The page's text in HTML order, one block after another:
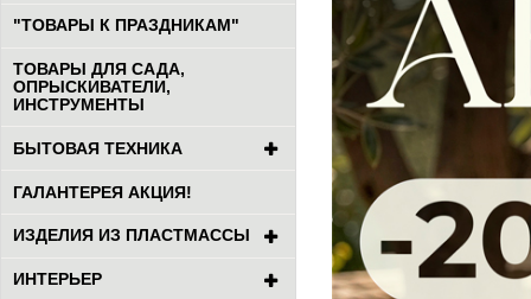
"ТОВАРЫ К ПРАЗДНИКАМ"
ТОВАРЫ ДЛЯ САДА,
ОПРЫСКИВАТЕЛИ,
ИНСТРУМЕНТЫ
БЫТОВАЯ ТЕХНИКА
ГАЛАНТЕРЕЯ АКЦИЯ!
ИЗДЕЛИЯ ИЗ ПЛАСТМАССЫ
ИНТЕРЬЕР